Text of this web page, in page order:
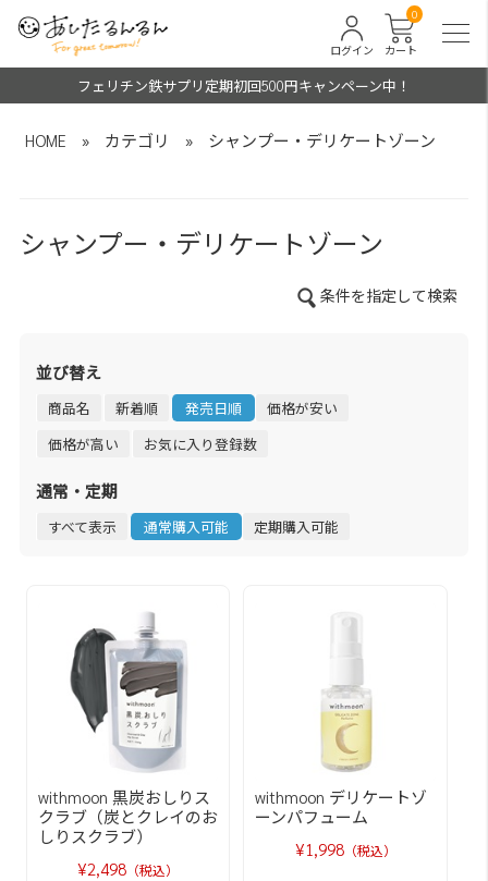
カート
0
ログイン
フェリチン鉄サプリ定期初回500円キャンペーン中！
HOME » カテゴリ » シャンプー・デリケートゾーン
シャンプー・デリケートゾーン
条件を指定して検索
並び替え
商品名 新着順 発売日順
価格が安い
価格が高い
お気に入り登録数
通常・定期
すべて表示 通常購入可能 定期購入可能
withmoon 黒炭おしりス
クラブ（炭とクレイのお
しりスクラブ）
¥2,498 （税込）
withmoon デリケートゾ
ーンパフューム
¥1,998（税込）